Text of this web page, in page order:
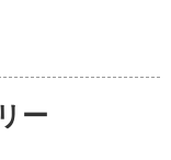
ー